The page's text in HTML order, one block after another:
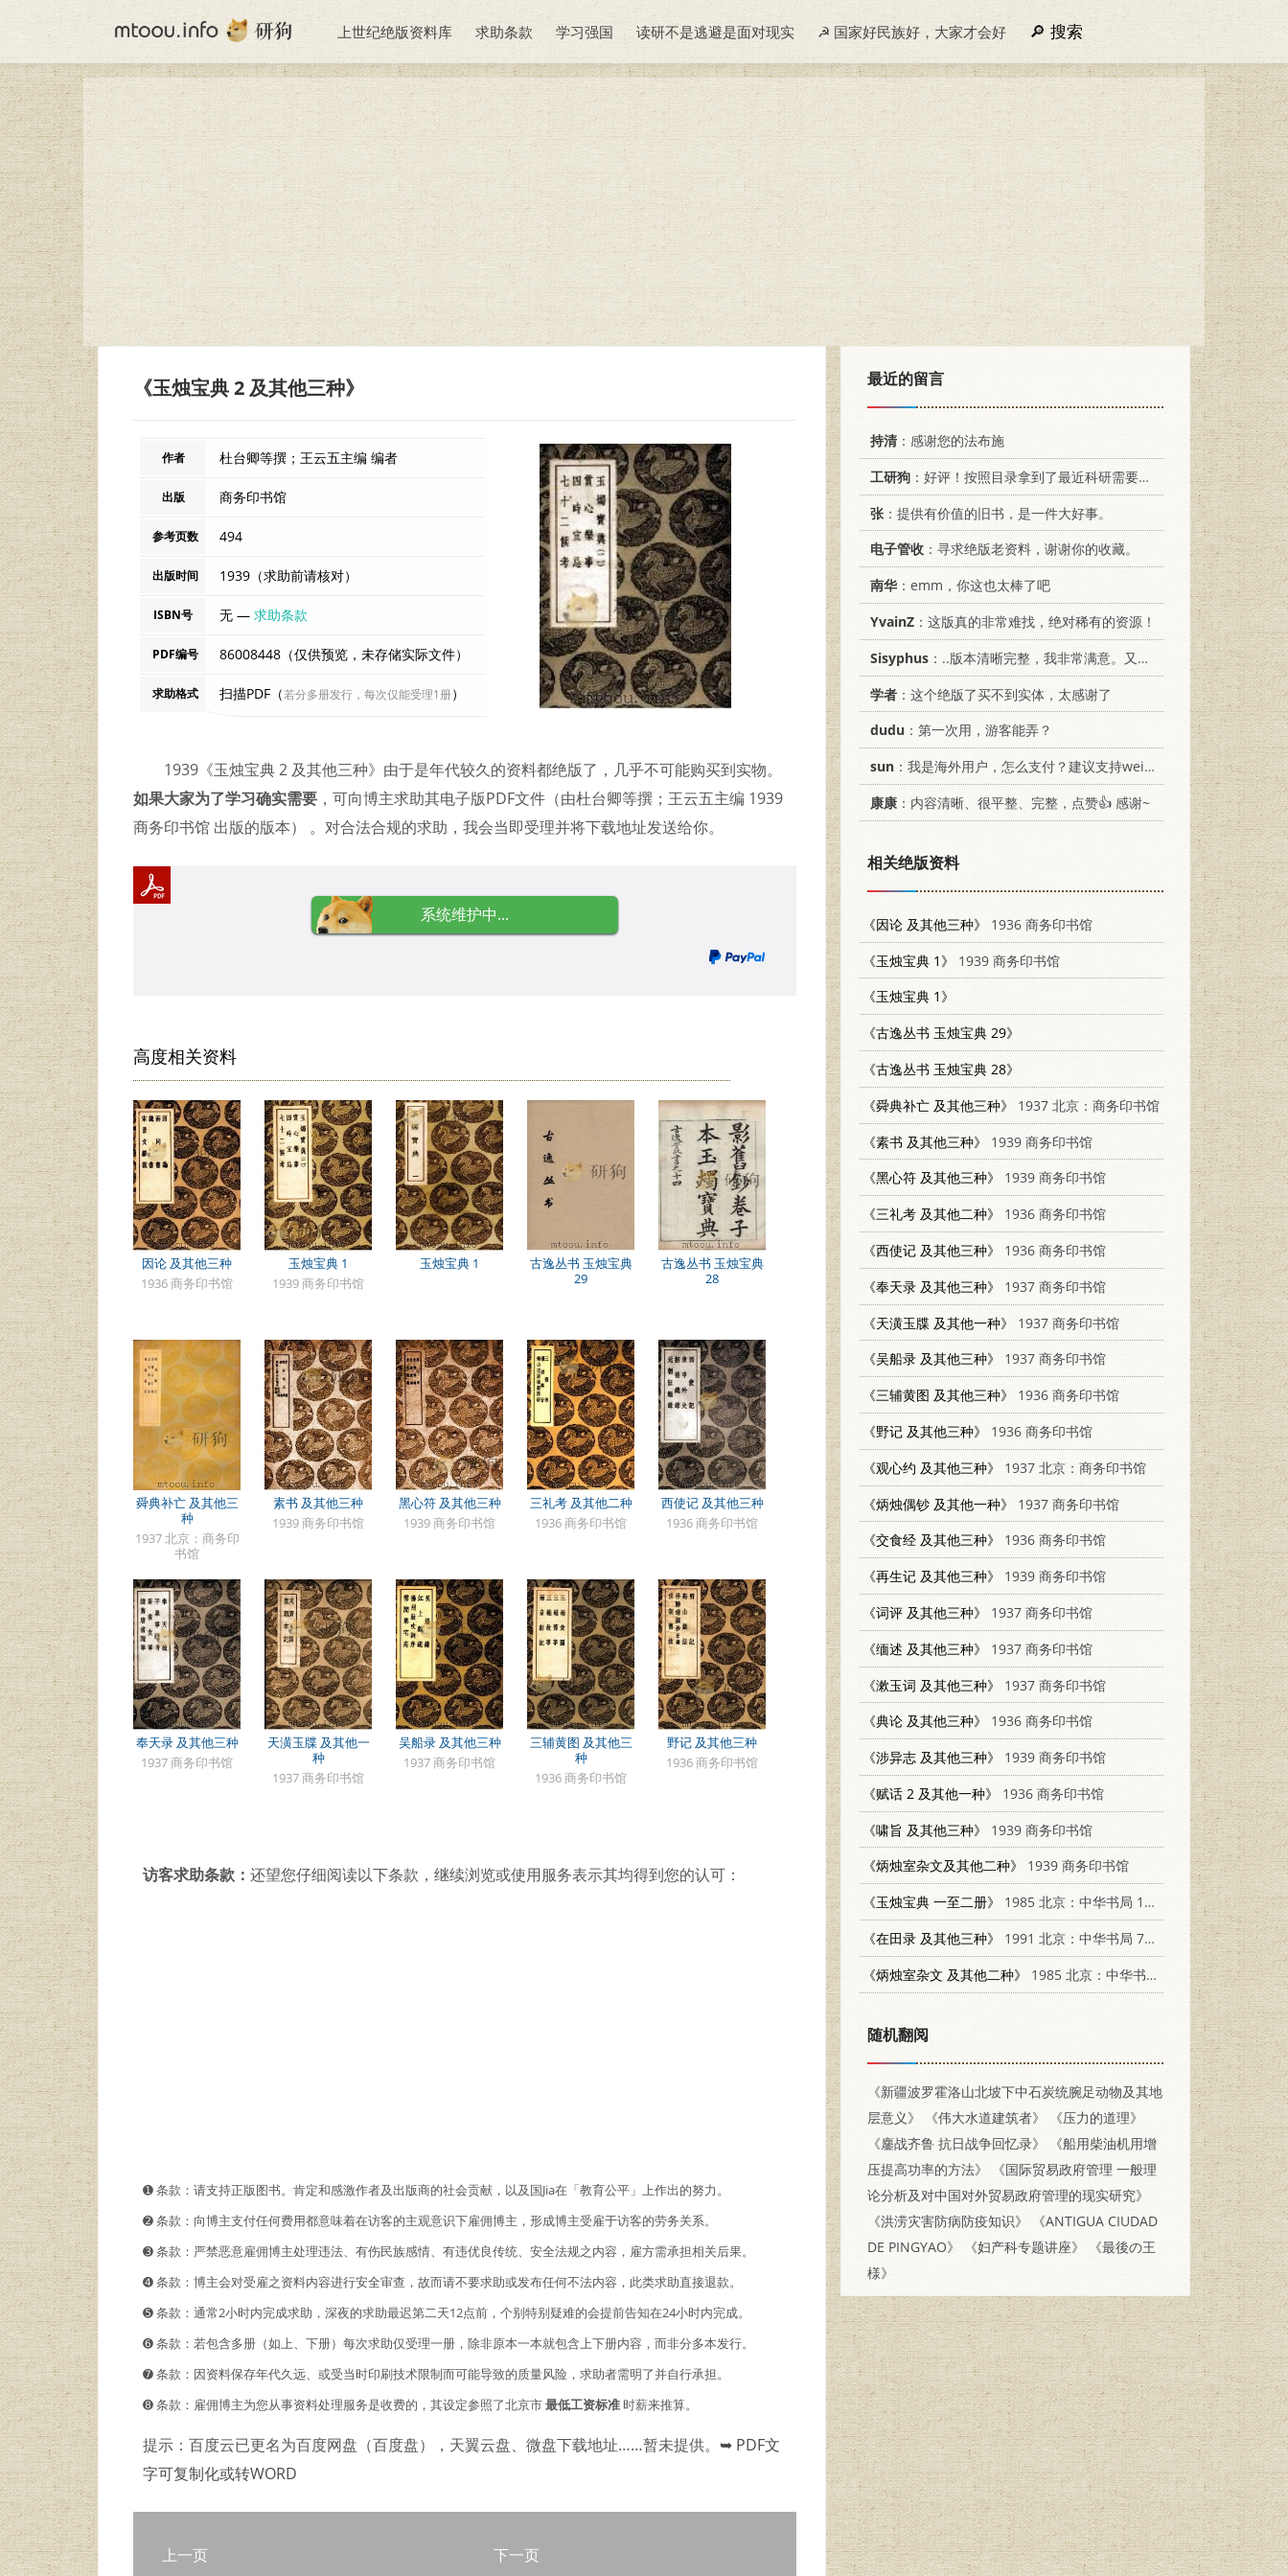
上世纪绝版资料库 求助条款 学习强国 读研不是逃避是面对现实 ☭ 国家好民族好，大家才会好 搜索
《玉烛宝典 2 及其他三种》
作者 杜台卿等撰；王云五主编 编者
出版 商务印书馆
参考页数 494
出版时间 1939（求助前请核对）
ISBN号 无 —求助条款
PDF编号 86008448（仅供预览，未存储实际文件）
求助格式 扫描PDF（若分多册发行，每次仅能受理1册）
1939《玉烛宝典 2 及其他三种》由于是年代较久的资料都绝版了，几乎不可能购买到实物。
如果大家为了学习确实需要 ，可向博主求助其电子版PDF文件（由杜台卿等撰；王云五主编 1939
商务印书馆 出版的版本） 。对合法合规的求助，我会当即受理并将下载地址发送给你。
系统维护中...
高度相关资料
因论 及其他三种
1936 商务印书馆
玉烛宝典 1
1939 商务印书馆
玉烛宝典 1
古逸丛书 玉烛宝典
29
古逸丛书 玉烛宝典
28
舜典补亡 及其他三
种
1937 北京：商务印
书馆
素书 及其他三种
1939 商务印书馆
黑心符 及其他三种
1939 商务印书馆
三礼考 及其他二种
1936 商务印书馆
西使记 及其他三种
1936 商务印书馆
奉天录 及其他三种
1937 商务印书馆
天潢玉牒 及其他一
种
1937 商务印书馆
吴船录 及其他三种
1937 商务印书馆
三辅黄图 及其他三
种
1936 商务印书馆
野记 及其他三种
1936 商务印书馆
访客求助条款： 还望您仔细阅读以下条款，继续浏览或使用服务表示其均得到您的认可：
➊️ 条款：请支持正版图书。肯定和感激作者及出版商的社会贡献，以及国Jia在「教育公平」上作出的努力。
➋️️ 条款：向博主支付任何费用都意味着在访客的主观意识下雇佣博主，形成博主受雇于访客的劳务关系。
➌ 条款：严禁恶意雇佣博主处理违法、有伤民族感情、有违优良传统、安全法规之内容，雇方需承担相关后果。
➍ 条款：博主会对受雇之资料内容进行安全审查，故而请不要求助或发布任何不法内容，此类求助直接退款。
➎ 条款：通常2小时内完成求助，深夜的求助最迟第二天12点前，个别特别疑难的会提前告知在24小时内完成。
➏ 条款：若包含多册（如上、下册）每次求助仅受理一册，除非原本一本就包含上下册内容，而非分多本发行。
➐ 条款：因资料保存年代久远、或受当时印刷技术限制而可能导致的质量风险，求助者需明了并自行承担。
➑ 条款：雇佣博主为您从事资料处理服务是收费的，其设定参照了北京市最低工资标准时薪来推算。
提示：百度云已更名为百度网盘（百度盘），天翼云盘、微盘下载地址……暂未提供。 ➥ PDF文
字可复制化或转WORD
上一页 下一页
最近的留言
持清：感谢您的法布施
工研狗 ：好评！按照目录拿到了最近科研需要的材料！
张 ：提供有价值的旧书，是一件大好事。
电子管收 ：寻求绝版老资料，谢谢你的收藏。
南华：emm，你这也太棒了吧
YvainZ ：这版真的非常难找，绝对稀有的资源！
Sisyphus ：..版本清晰完整，我非常满意。又及，这本《话语的真相》...
学者 ：这个绝版了买不到实体，太感谢了
dudu ：第一次用，游客能弄？
sun ：我是海外用户，怎么支付？建议支持weixin支付
康康 ：内容清晰、很平整、完整，点赞👍 感谢~
相关绝版资料
《因论 及其他三种》
1936 商务印书馆
《玉烛宝典 1》
1939 商务印书馆
《玉烛宝典 1》
《古逸丛书 玉烛宝典 29》
《古逸丛书 玉烛宝典 28》
《舜典补亡 及其他三种》
1937 北京：商务印书馆
《素书 及其他三种》
1939 商务印书馆
《黑心符 及其他三种》
1939 商务印书馆
《三礼考 及其他二种》
1936 商务印书馆
《西使记 及其他三种》
1936 商务印书馆
《奉天录 及其他三种》
1937 商务印书馆
《天潢玉牒 及其他一种》
1937 商务印书馆
《吴船录 及其他三种》
1937 商务印书馆
《三辅黄图 及其他三种》
1936 商务印书馆
《野记 及其他三种》
1936 商务印书馆
《观心约 及其他三种》
1937 北京：商务印书馆
《炳烛偶钞 及其他一种》
1937 商务印书馆
《交食经 及其他三种》
1936 商务印书馆
《再生记 及其他三种》
1939 商务印书馆
《词评 及其他三种》
1937 商务印书馆
《缅述 及其他三种》
1937 商务印书馆
《漱玉词 及其他三种》
1937 商务印书馆
《典论 及其他三种》
1936 商务印书馆
《涉异志 及其他三种》
1939 商务印书馆
《赋话 2 及其他一种》
1936 商务印书馆
《啸旨 及其他三种》
1939 商务印书馆
《炳烛室杂文及其他二种》
1939 商务印书馆
《玉烛宝典 一至二册》
1985 北京：中华书局 17018·151
《在田录 及其他三种》
1991 北京：中华书局 7101008941
《炳烛室杂文 及其他二种》
1985 北京：中华书局 17018151
随机翻阅
《新疆波罗霍洛山北坡下中石炭统腕足动物及其地
层意义》
《伟大水道建筑者》
《压力的道理》
《鏖战齐鲁 抗日战争回忆录》
《船用柴油机用增
压提高功率的方法》
《国际贸易政府管理 一般理
论分析及对中国对外贸易政府管理的现实研究》
《洪涝灾害防病防疫知识》
《ANTIGUA CIUDAD
DE PINGYAO》
《妇产科专题讲座》
《最後の王
様》